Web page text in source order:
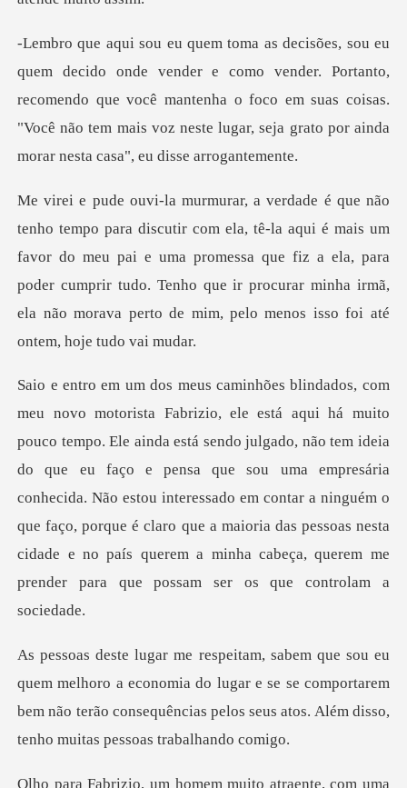
vender. Portanto,
recomendo que você mantenha o foco em suas coisas.
"Você não tem
i é mais um
favor do meu pai e uma promessa que fiz a ela, para
poder cumprir tudo. Tenho que ir p
gado, não tem ideia
do que eu faço e pensa que sou uma empresária
conhecida. Não estou interessado em contar a ninguém o
que faço, porque é cl
economia do lugar e se se comportarem
bem não terão consequências p